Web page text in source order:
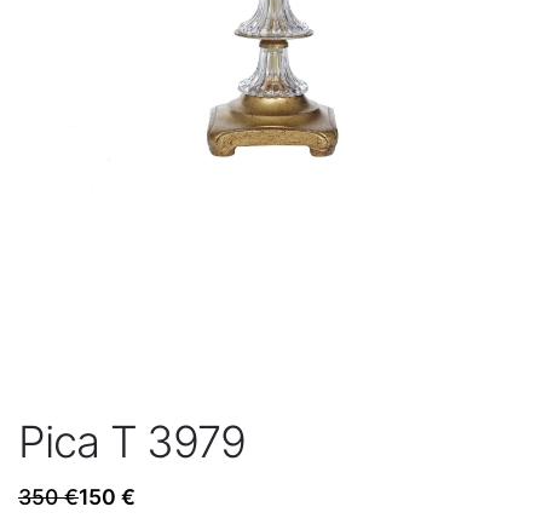
Pica T 3979
350€
Original
150 €
Η